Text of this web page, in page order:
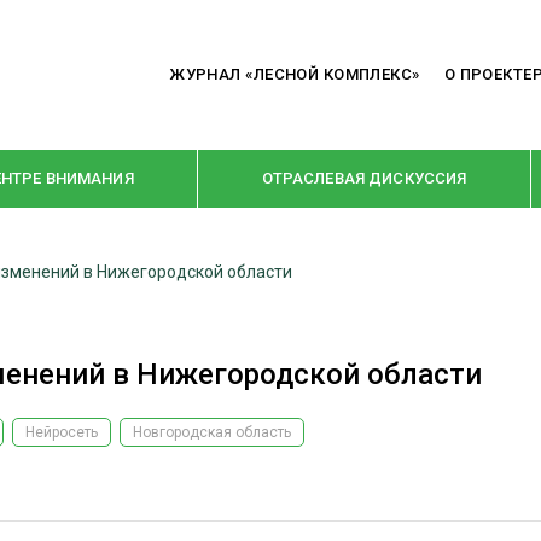
ЖУРНАЛ «ЛЕСНОЙ КОМПЛЕКС» О ПРОЕКТЕ
ВНИМАНИЯ ОТРАСЛЕВАЯ ДИСКУССИЯ
ДОМОСТРОЕНИЕ
РУБРИКИ
КРУПНЫМ ПЛАНОМ
ВЗГЛЯД ИЗНУТРИ
в Нижегородской области
в Нижегородской области
Нейросеть Новгородская область